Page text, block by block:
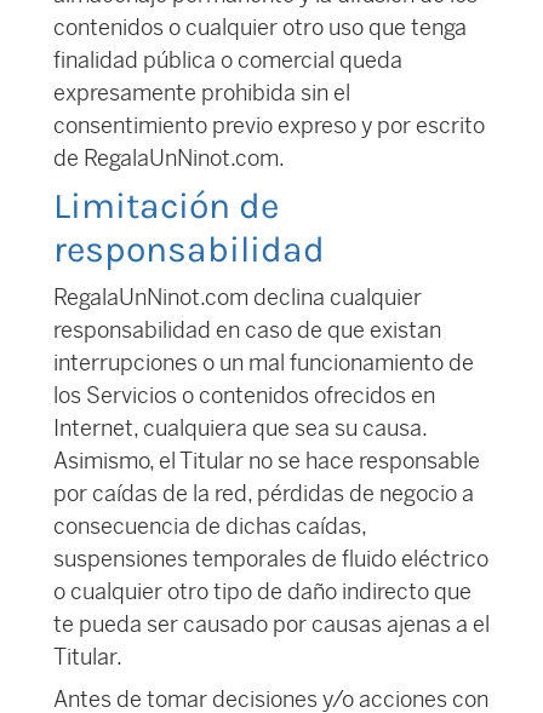
contenidos o cualquier otro uso que tenga
finalidad pública o comercial queda
expresamente prohibida sin el
consentimiento previo expreso y por escrito
de RegalaUnNinot.com.
Limitación de
responsabilidad
RegalaUnNinot.com declina cualquier
responsabilidad en caso de que existan
interrupciones o un mal funcionamiento de
los Servicios o contenidos ofrecidos en
Internet, cualquiera que sea su causa.
Asimismo, el Titular no se hace responsable
por caídas de la red, pérdidas de negocio a
consecuencia de dichas caídas,
suspensiones temporales de fluido eléctrico
o cualquier otro tipo de daño indirecto que
te pueda ser causado por causas ajenas a el
Titular.
Antes de tomar decisiones y/o acciones con